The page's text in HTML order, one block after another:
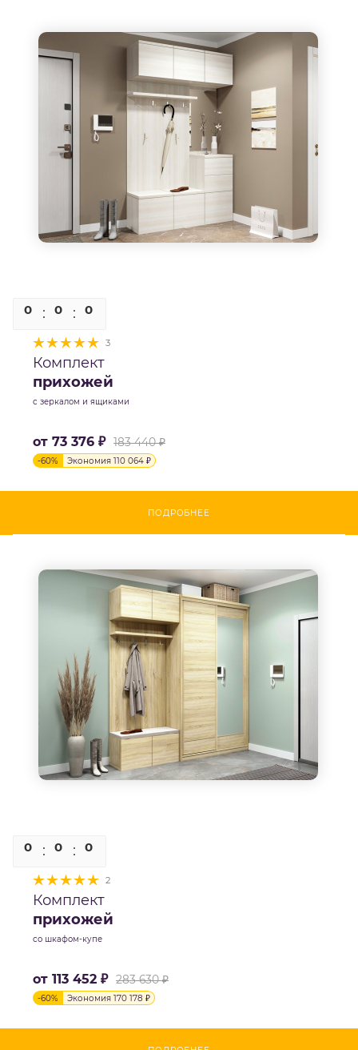
0 0 0
3
Комплект
прихожей
с зеркалом и ящиками
от 73 376 ₽ 183 440 ₽
-60% Экономия 110 064 ₽
ПОДРОБНЕЕ
0 0 0
2
Комплект
прихожей
со шкафом-купе
от 113 452 ₽ 283 630 ₽
-60% Экономия 170 178 ₽